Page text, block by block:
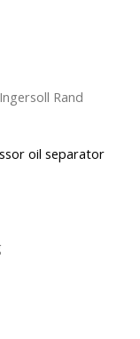
Rand
oil separator